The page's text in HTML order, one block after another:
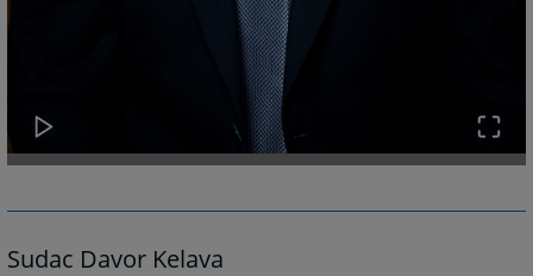
Sudac Davor Kelava